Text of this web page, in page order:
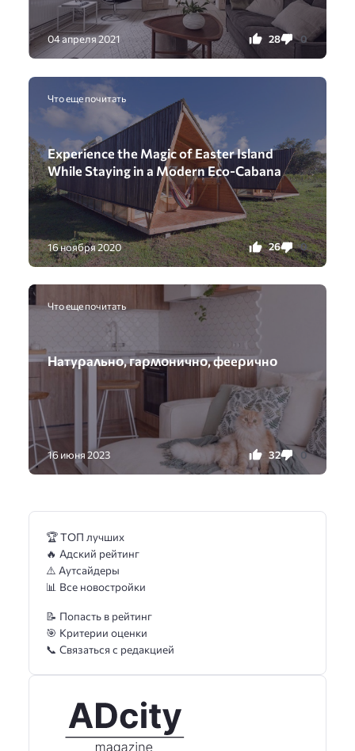
04 апреля 2021 28 0
Что еще почитать
Experience the Magic of Easter Island
While Staying in a Modern Eco-Cabana
16 ноября 2020 26 0
Что еще почитать
Ηатyρаʌьнο, ᴦаρʍοничнο, фееρичнο️
16 июня 2023 32 0
🏆 ТОП лучших
🔥 Адский рейтинг
⚠️ Аутсайдеры
📊 Все новостройки
📝 Попасть в рейтинг
🎯 Критерии оценки
📞 Связаться с редакцией